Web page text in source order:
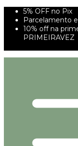
5% OFF no Pix
Parcelamento
10% off na
PRIMEIRAVEZ